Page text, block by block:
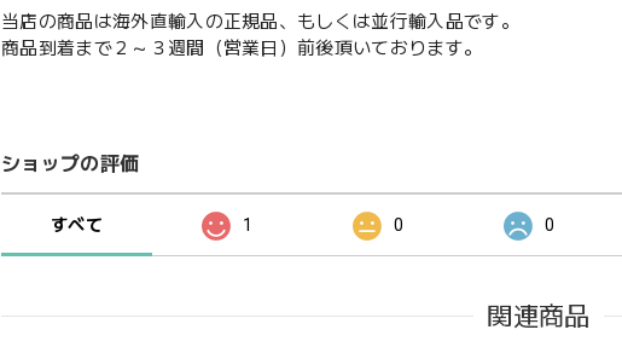
当店の商品は海外直輸入の正規品、もしくは並行輸入品です。
商品到着まで２～３週間（営業日）前後頂いております。
ショップの評価
すべて 1 0 0
関連商品